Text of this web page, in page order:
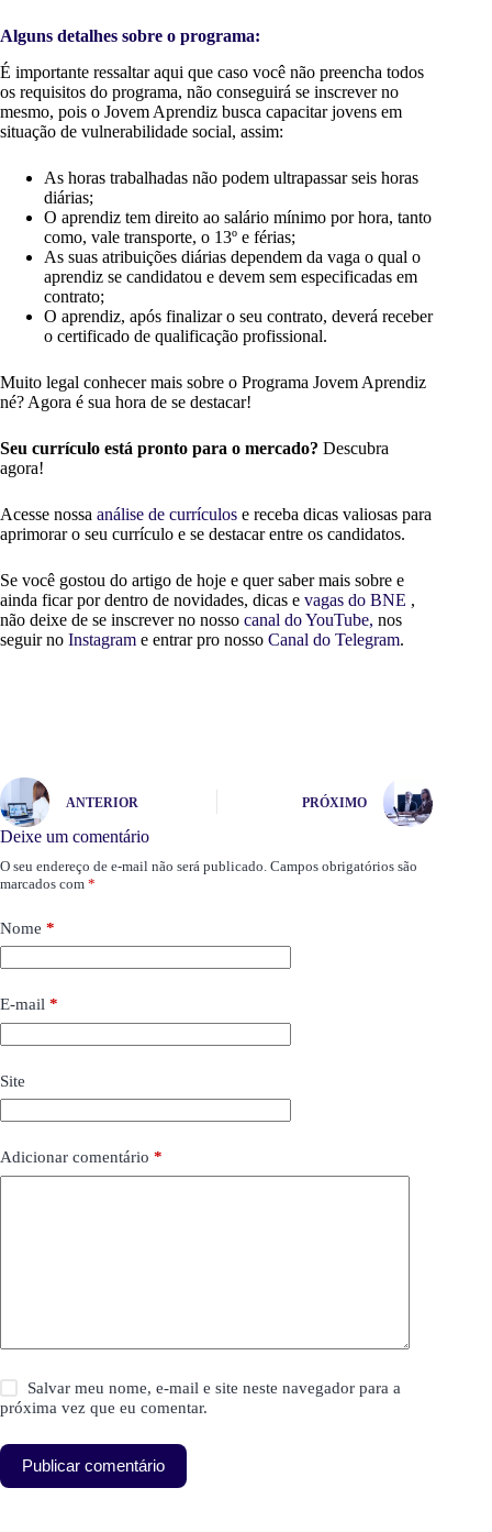
Alguns detalhes sobre o programa:
É importante ressaltar aqui que caso você não preencha todos
os requisitos do programa, não conseguirá se inscrever no
mesmo, pois o Jovem Aprendiz busca capacitar jovens em
situação de vulnerabilidade social, assim:
As horas trabalhadas não podem ultrapassar seis horas
diárias;
O aprendiz tem direito ao salário mínimo por hora, tanto
como, vale transporte, o 13º e férias;
As suas atribuições diárias dependem da vaga o qual o
aprendiz se candidatou e devem sem especificadas em
contrato;
O aprendiz, após finalizar o seu contrato, deverá receber
o certificado de qualificação profissional.
Muito legal conhecer mais sobre o Programa Jovem Aprendiz
né? Agora é sua hora de se destacar!
Seu currículo está pronto para o mercado? Descubra
agora!
Acesse nossa análise de currículos e receba dicas valiosas para
aprimorar o seu currículo e se destacar entre os candidatos.
Se você gostou do artigo de hoje e quer saber mais sobre e
ainda ficar por dentro de novidades, dicas e vagas do BNE ,
não deixe de se inscrever no nosso canal do YouTube, nos
seguir no Instagram e entrar pro nosso Canal do Telegram.
ANTERIOR PRÓXIMO
Deixe um comentário
O seu endereço de e-mail não será publicado. Campos obrigatórios são
marcados com *
Nome *
E-mail *
Site
Adicionar comentário *
Salvar meu nome, e-mail e site neste navegador para a
próxima vez que eu comentar.
Publicar comentário